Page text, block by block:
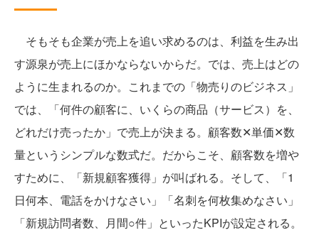
そもそも企業が売上を追い求めるのは、利益を生み出
す源泉が売上にほかならないからだ。では、売上はどの
ように生まれるのか。これまでの「物売りのビジネス」
では、「何件の顧客に、いくらの商品（サービス）を、
どれだけ売ったか」で売上が決まる。顧客数✕単価✕数
量というシンプルな数式だ。だからこそ、顧客数を増や
すために、「新規顧客獲得」が叫ばれる。そして、「1
日何本、電話をかけなさい」「名刺を何枚集めなさい」
「新規訪問者数、月間○件」といったKPIが設定される。